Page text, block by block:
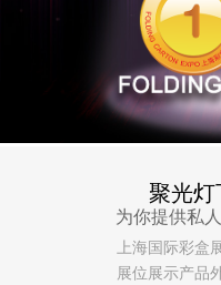
聚光
为你提供私
上海国际彩盒
展位展示产品